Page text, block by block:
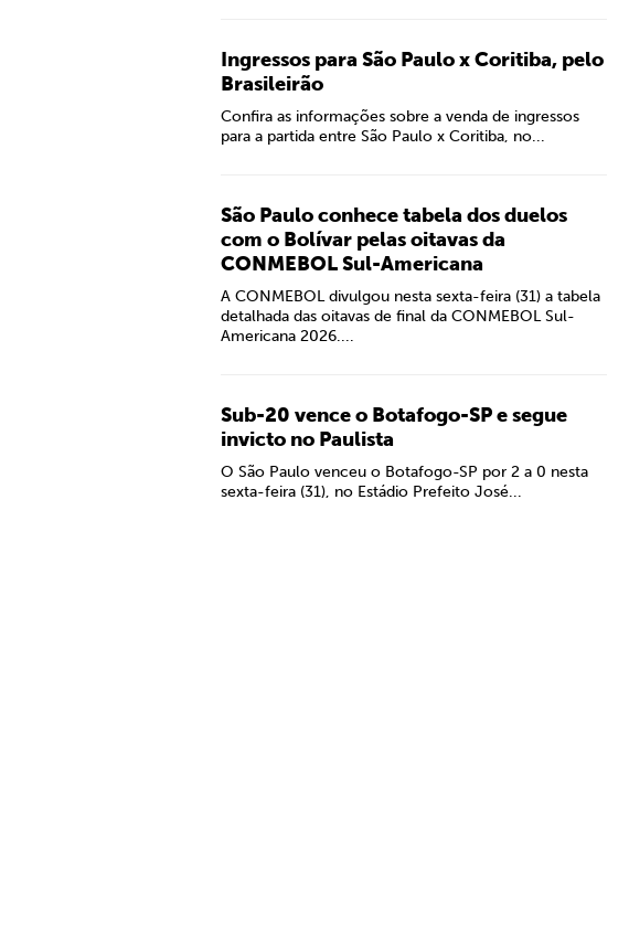
Ingressos para São Paulo x Coritiba, pelo
Brasileirão
Confira as informações sobre a venda de ingressos
para a partida entre São Paulo x Coritiba, no...
São Paulo conhece tabela dos duelos
com o Bolívar pelas oitavas da
CONMEBOL Sul-Americana
A CONMEBOL divulgou nesta sexta-feira (31) a tabela
detalhada das oitavas de final da CONMEBOL Sul-
Americana 2026....
Sub-20 vence o Botafogo-SP e segue
invicto no Paulista
O São Paulo venceu o Botafogo-SP por 2 a 0 nesta
sexta-feira (31), no Estádio Prefeito José...